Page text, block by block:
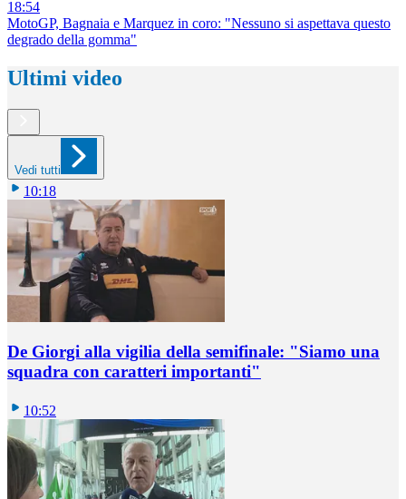
18:54
MotoGP, Bagnaia e Marquez in coro: "Nessuno si aspettava questo
degrado della gomma"
Ultimi video
Vedi tutti
10:18
De Giorgi alla vigilia della semifinale: "Siamo una
squadra con caratteri importanti"
10:52